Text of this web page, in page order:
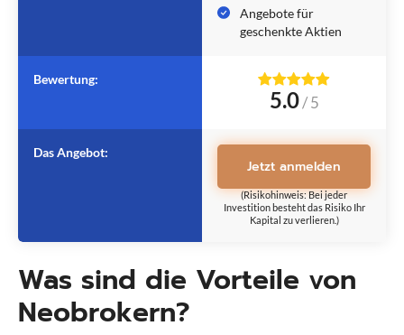
Angebote für
geschenkte Aktien
Bewertung:
5.0/ 5
Das Angebot:
Jetzt anmelden
(Risikohinweis: Bei jeder
Investition besteht das Risiko Ihr
Kapital zu verlieren.)
Was sind die Vorteile von
Neobrokern?